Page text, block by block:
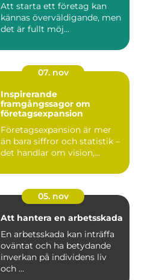
Att starta ett företag kan
kännas överväldigande, men
det är fullt möj...
07. nov
Inspirerande
framgångssagor om
företagsexpansion
Företagsexpansion är mer
än bara siffror och statistik –
det handlar om vision,...
05. nov
Att hantera en arbetsskada
En arbetsskada kan inträffa
oväntat och ha betydande
inverkan på individens liv
och ...